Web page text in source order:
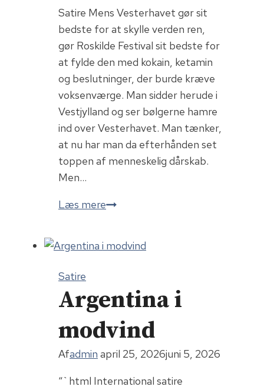
Satire Mens Vesterhavet gør sit
bedste for at skylle verden ren,
gør Roskilde Festival sit bedste for
at fylde den med kokain, ketamin
og beslutninger, der burde kræve
voksenværge. Man sidder herude i
Vestjylland og ser bølgerne hamre
ind over Vesterhavet. Man tænker,
at nu har man da efterhånden set
toppen af menneskelig dårskab.
Men…
Læs mereJamen,
da!
opfundet
designerblære
Satire
Argentina i
modvind
Afadmin april 25, 2026juni 5, 2026
“`html International satire